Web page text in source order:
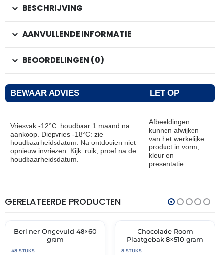
BESCHRIJVING
AANVULLENDE INFORMATIE
BEOORDELINGEN (0)
BEWAAR ADVIES LET OP
Vriesvak -12°C: houdbaar 1 maand na
aankoop. Diepvries -18°C: zie
houdbaarheidsdatum. Na ontdooien niet
opnieuw invriezen. Kijk, ruik, proef na de
houdbaarheidsdatum.
Afbeeldingen
kunnen afwijken
van het werkelijke
product in vorm,
kleur en
presentatie.
GERELATEERDE PRODUCTEN
🔥 OP=OP
THT:
30-
Berliner Ongevuld 48×60
gram
48 STUKS
✓ VAST ASSORTIMENT
Chocolade Room
Plaatgebak 8×510 gram
8 STUKS